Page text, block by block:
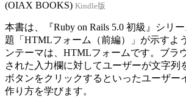
(OIAX BOOKS) Kindle版
本書は、『Ruby on Rails 5.0 初級』シリ
題「HTMLフォーム（前編）」が示すよ
ンテーマは、HTMLフォームです。ブラ
された入力欄に対してユーザーが文字列
ボタンをクリックするといったユーザー
作り方を学びます。